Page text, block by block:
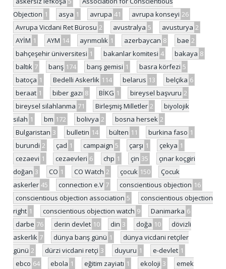
Objection 1 asya 1 avrupa 41 avrupa konseyi 26
Avrupa Vicdani Ret Bürosu 2 avustralya 5 avusturya 2
AYİM 1 AYM 14 ayrımcılık 1 azerbaycan 8 bae 2
bahçeşehir üniversitesi 1 bakanlar komitesi 4 bakaya 8
baltık 7 barış 174 barış gemisi 1 basra körfezi 5
batoça 1 Bedelli Askerlik 114 belarus 13 belçika 6
beraat 1 biber gazı 8 BİKG 1 bireysel başvuru 2
bireysel silahlanma 71 Birleşmiş Milletler 2
biyolojik
silah 1 bm 172 bolivya 2 bosna hersek 2
Bulgaristan 3 bulletin 14 bülten 11 burkina faso 1
burundi 2 çad 1 campaign 5 çarşı 1 çekya 1
cezaevi 1 cezaevleri 6 chp 1 çin 35
çınar koçgiri
doğan 3 CO 1 CO Watch 2 çocuk 150
Çocuk
askerler 45 connection e.V 7 conscientious objection 16
conscientious objection association 5
conscientious objection
right 1 conscientious objection watch 9 Danimarka 6
darbe 76 derin devlet 10 din 3 doğa 10
dövizli
askerlik 7 dünya barış günü 1
dünya vicdani retçiler
günü 2 dürzi vicdani retçi 3 duyuru 1 e-devlet 1
ebco 64 ebola 1 eğitim zayiatı 1 ekoloji 3
emek